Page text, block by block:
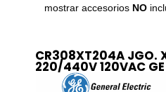
mostrar accesorios NO
CR308XT204A JGO.
220/440V 120VAC GE